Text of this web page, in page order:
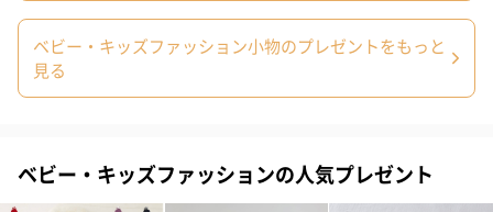
ゴールド（390円） グリーン（
のし
ベビー・キッズファッション小物のプレゼントをもっと
見る
ベビー・キッズファッションの人気プレゼント